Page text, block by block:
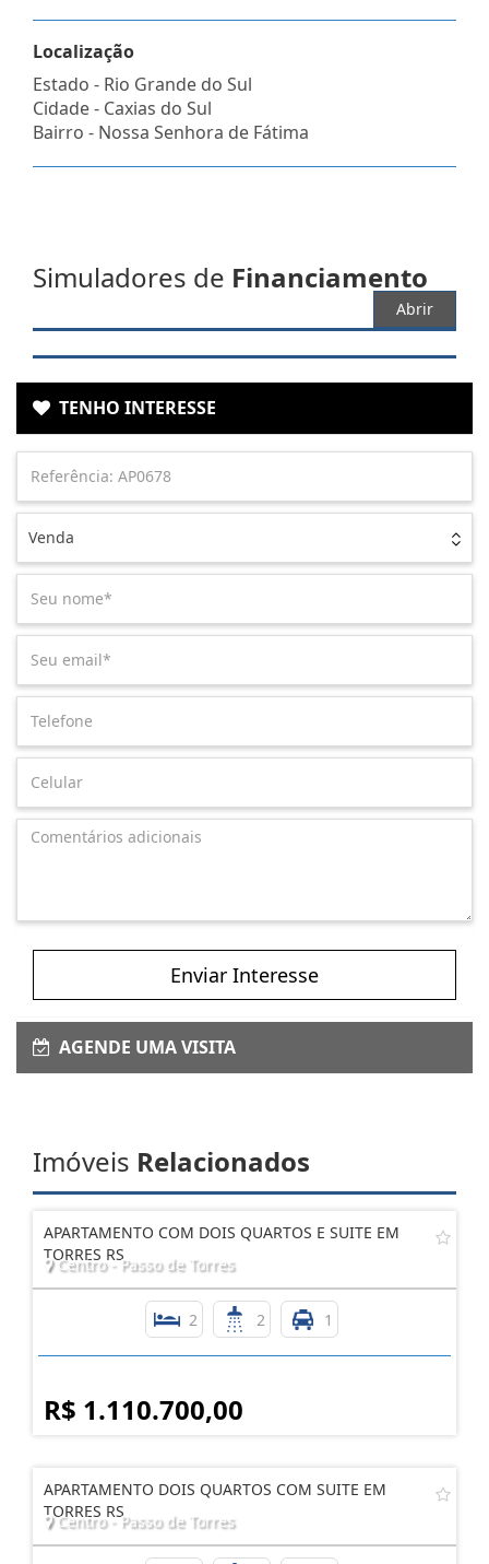
Localização
Estado - Rio Grande do Sul
Cidade - Caxias do Sul
Bairro - Nossa Senhora de Fátima
Simuladores de Financiamento
Abrir
TENHO INTERESSE
Venda
Enviar Interesse
AGENDE UMA VISITA
Imóveis Relacionados
APARTAMENTO COM DOIS QUARTOS E SUITE EM
TORRES RS
Centro - Passo de Torres
2 2 1
R$ 1.110.700,00
APARTAMENTO DOIS QUARTOS COM SUITE EM
TORRES RS
Centro - Passo de Torres